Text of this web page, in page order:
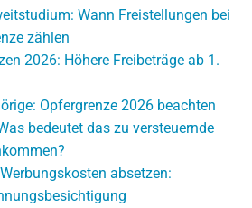
Wann Freistellungen bei
zählen
2026: Höhere Freibeträge ab 1.
Opfergrenze 2026 beachten
bedeutet das zu versteuernde
absetzen: